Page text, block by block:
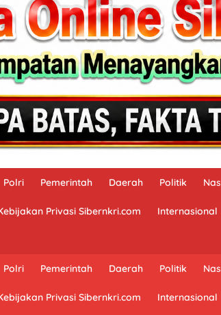
Polri Pemerintah Daerah Politik
Privasi Sibernkri.com Internasional
Polri Pemerintah Daerah Politik
Privasi Sibernkri.com Internasional